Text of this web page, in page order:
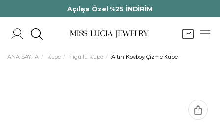
Açılışa Özel %25 İNDİRİM
ANA SAYFA Küpe Figürlü Küpe Altın Kovboy Çizme Küpe